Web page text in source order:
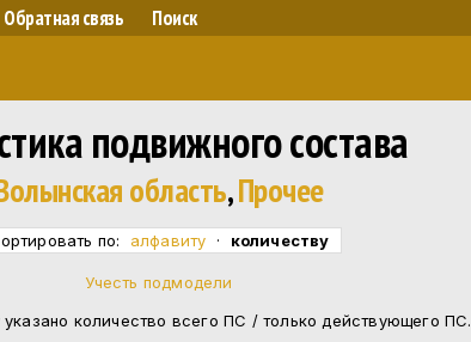
Обратная связь Поиск
подвижного состава
область,Прочее
по: алфавиту · количеству
Учесть подмодели
количество всего ПС / только действующего ПС.